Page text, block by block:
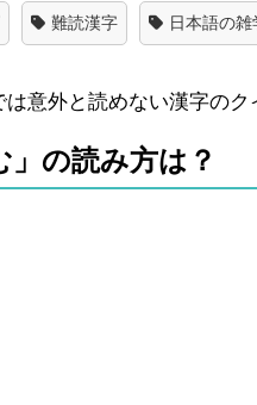
難読漢字 日本語の雑
は意外と読めない漢字の
」の読み方は？